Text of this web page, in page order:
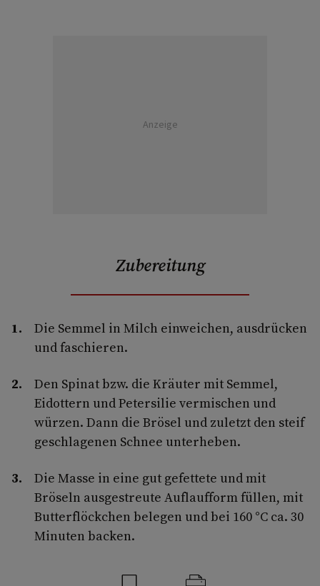
Anzeige
Zubereitung
Die Semmel in Milch einweichen, ausdrücken
und faschieren.
Den Spinat bzw. die Kräuter mit Semmel,
Eidottern und Petersilie vermischen und
würzen. Dann die Brösel und zuletzt den steif
geschlagenen Schnee unterheben.
Die Masse in eine gut gefettete und mit
Bröseln ausgestreute Auflaufform füllen, mit
Butterflöckchen belegen und bei 160 °C ca. 30
Minuten backen.